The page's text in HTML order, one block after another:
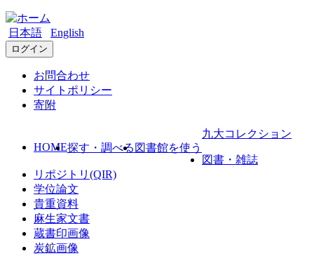
日本語 English
ログイン
お問合わせ
サイトポリシー
寄附
HOME探す・調べる 図書館を使う
九大コレクション
図書・雑誌
リポジトリ(QIR)
学位論文
貴重資料
麻生家文書
蔵書印画像
炭鉱画像